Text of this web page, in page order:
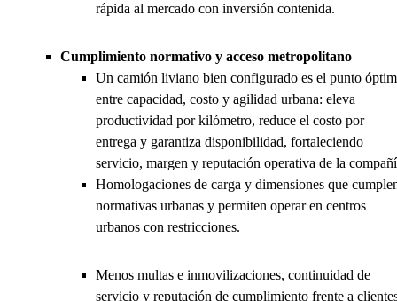
rápida al mercado con inversión contenida.
Cumplimiento normativo y acceso metropolitano
Un camión liviano bien configurado es el punto
entre capacidad, costo y agilidad urbana: eleva
productividad por kilómetro, reduce el costo por
entrega y garantiza disponibilidad, fortaleciendo
servicio, margen y reputación operativa de la
Homologaciones de carga y dimensiones que
normativas urbanas y permiten operar en centros
urbanos con restricciones.
Menos multas e inmovilizaciones, continuidad de
servicio y reputación de cumplimiento frente a